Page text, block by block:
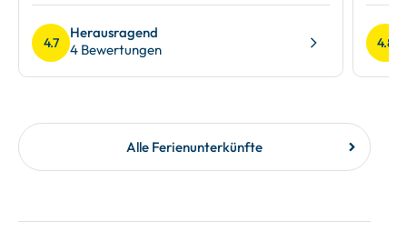
4.7
Herausragend
4 Bewertungen
4.8
Alle Ferienunterkünfte